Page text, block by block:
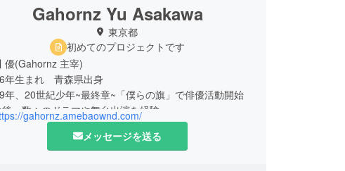
Gahornz Yu Asakawa
東京都
初めてのプロジェクトです
優(Gahornz 主宰)
年生まれ 青森県出身
年、20世紀少年~最終章~「僕らの旗」で俳優活動開始
後、数々のドラマや舞台出演を経験
崎省吾主催、ミスター花婿コンテスト準グランプリ受賞
デルとしても活躍し、2016年自身初のプロジェクト、
gahornz.amebaownd.com/
メッセージを送る